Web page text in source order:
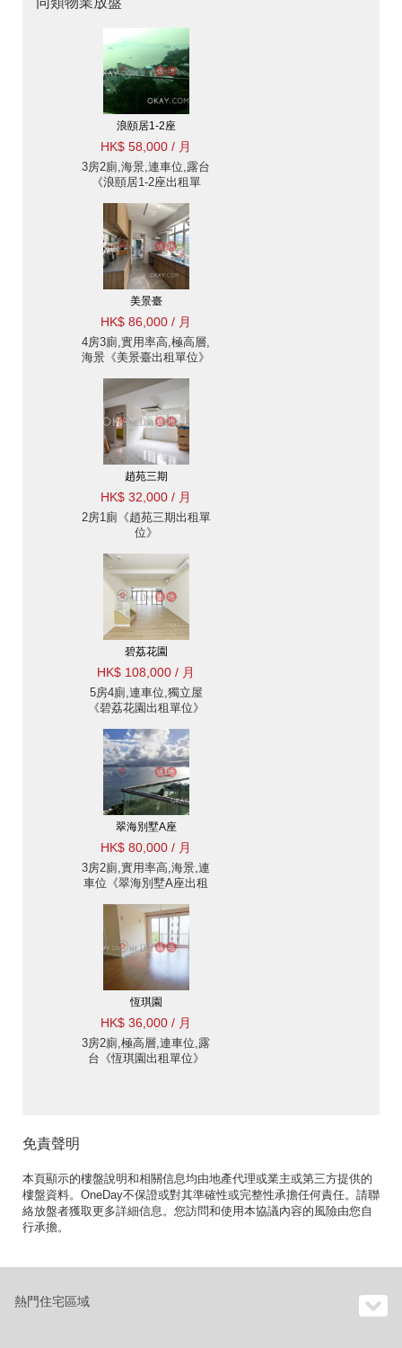
浪頤居1-2座
HK$ 58,000 / 月
3房2廁,海景,連車位,露台
《浪頤居1-2座出租單
美景臺
HK$ 86,000 / 月
4房3廁,實用率高,極高層,
海景《美景臺出租單位》
趙苑三期
HK$ 32,000 / 月
2房1廁《趙苑三期出租單
位》
碧荔花園
HK$ 108,000 / 月
5房4廁,連車位,獨立屋
《碧荔花園出租單位》
翠海別墅A座
HK$ 80,000 / 月
3房2廁,實用率高,海景,連
車位《翠海別墅A座出租
恆琪園
HK$ 36,000 / 月
3房2廁,極高層,連車位,露
台《恆琪園出租單位》
免責聲明
本頁顯示的樓盤說明和相關信息均由地產代理或業主或第三方提供的
樓盤資料。OneDay不保證或對其準確性或完整性承擔任何責任。請聯
絡放盤者獲取更多詳細信息。您訪問和使用本協議內容的風險由您自
行承擔。
熱門住宅區域